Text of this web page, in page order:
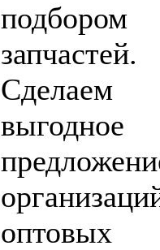
подбором
запчастей.
Сделаем
выгодное
оптовых